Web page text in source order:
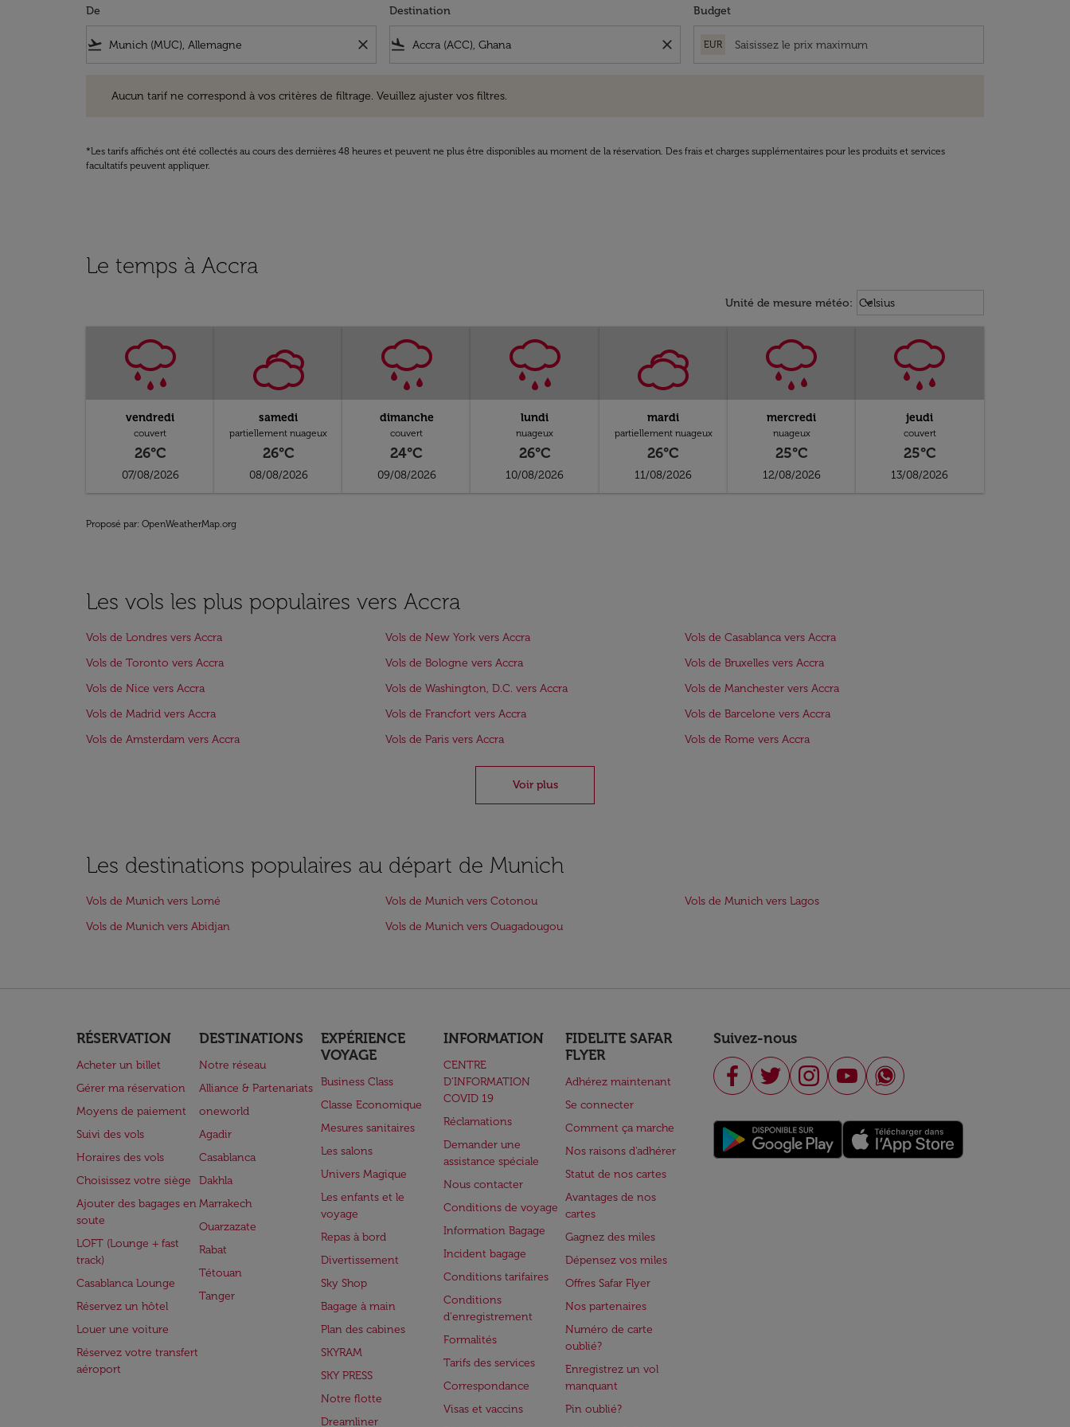
De
flight_takeoff close
Destination
flight_land close
Budget
EUR
Aucun tarif ne correspond à vos critères de filtrage. Veuillez ajuster vos filtres.
*Les tarifs affichés ont été collectés au cours des dernières 48 heures et peuvent ne plus être disponibles au moment de la réservation. Des frais et charges supplémentaires pour les produits et services
facultatifs peuvent appliquer.
Le temps à Accra
Unité de mesure météo: Weather unit option Celsius
Celsius
keyboard_arrow_down
vendredi
couvert
26°C
07/08/2026
samedi
partiellement nuageux
26°C
08/08/2026
dimanche
couvert
24°C
09/08/2026
lundi
nuageux
26°C
10/08/2026
mardi
partiellement nuageux
26°C
11/08/2026
mercredi
nuageux
25°C
12/08/2026
jeudi
couvert
25°C
13/08/2026
Proposé par: OpenWeatherMap.org
Les vols les plus populaires vers Accra
Vols de Londres vers Accra Vols de New York vers Accra
Vols de Casablanca vers Accra
Vols de Toronto vers Accra
Vols de Bologne vers Accra
Vols de Bruxelles vers Accra
Vols de Nice vers Accra
Vols de Washington, D.C. vers Accra
Vols de Manchester vers Accra
Vols de Madrid vers Accra
Vols de Francfort vers Accra
Vols de Barcelone vers Accra
Vols de Amsterdam vers Accra
Vols de Paris vers Accra Vols de Rome vers Accra
Voir plus
Les destinations populaires au départ de Munich
Vols de Munich vers Lomé Vols de Munich vers Cotonou
Vols de Munich vers Lagos
Vols de Munich vers Abidjan
Vols de Munich vers Ouagadougou
RÉSERVATION
Acheter un billet
Gérer ma réservation
Moyens de paiement
Suivi des vols
Horaires des vols
Choisissez votre siège
Ajouter des bagages en
soute
LOFT (Lounge + fast
track)
Casablanca Lounge
Réservez un hôtel
Louer une voiture
Réservez votre transfert
aéroport
DESTINATIONS
Notre réseau
Alliance & Partenariats
oneworld
Agadir
Casablanca
Dakhla
Marrakech
Ouarzazate
Rabat
Tétouan
Tanger
EXPÉRIENCE
VOYAGE
Business Class
Classe Economique
Mesures sanitaires
Les salons
Univers Magique
Les enfants et le
voyage
Repas à bord
Divertissement
Sky Shop
Bagage à main
Plan des cabines
SKYRAM
SKY PRESS
Notre flotte
Dreamliner
INFORMATION
CENTRE
D’INFORMATION
COVID 19
Réclamations
Demander une
assistance spéciale
Nous contacter
Conditions de voyage
Information Bagage
Incident bagage
Conditions tarifaires
Conditions
d'enregistrement
Formalités
Tarifs des services
Correspondance
Visas et vaccins
FIDELITE SAFAR
FLYER
Adhérez maintenant
Se connecter
Comment ça marche
Nos raisons d'adhérer
Statut de nos cartes
Avantages de nos
cartes
Gagnez des miles
Dépensez vos miles
Offres Safar Flyer
Nos partenaires
Numéro de carte
oublié?
Enregistrez un vol
manquant
Pin oublié?
Suivez-nous